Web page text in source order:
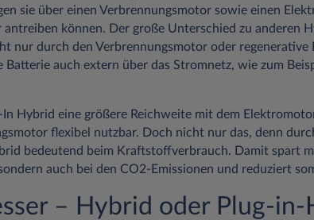
sie über einen Verbrennungsmotor sowie einen
antreiben können. Der große Unterschied zu anderen
nur durch den Verbrennungsmotor oder regenerative
Batterie auch extern über das Stromnetz, wie zum
Hybrid eine größere Reichweite mit dem
flexibel nutzbar. Doch nicht nur das, denn
bedeutend beim Kraftstoffverbrauch. Damit spart
auch bei den CO2-Emissionen und reduziert
– Hybrid oder Plug-in-